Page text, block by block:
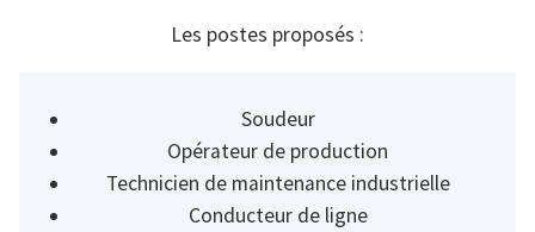
Les postes proposés :
Soudeur
Opérateur de production
Technicien de maintenance industrielle
Conducteur de ligne